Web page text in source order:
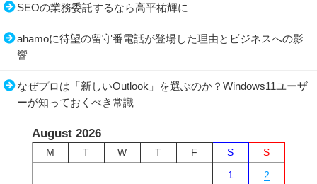
SEOの業務委託するなら高平祐輝に
ahamoに待望の留守番電話が登場した理由とビジネスへの影
響
なぜプロは「新しいOutlook」を選ぶのか？Windows11ユーザ
ーが知っておくべき常識
August 2026
M T W T F S
S
1
2